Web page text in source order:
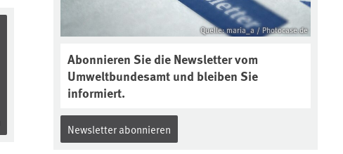
Quelle: maria_a / Photocase.de
Abonnieren Sie die Newsletter vom
Umweltbundesamt und bleiben Sie
informiert.
Newsletter abonnieren